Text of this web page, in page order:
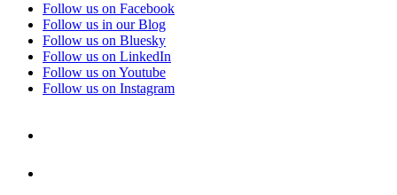
Follow us on Facebook
Follow us in our Blog
Follow us on Bluesky
Follow us on LinkedIn
Follow us on Youtube
Follow us on Instagram